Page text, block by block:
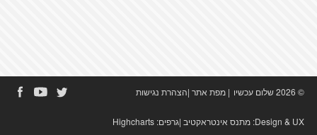
© 2026 שלום עכשיו | מפת אתר|הצהרת נגישות
Design & UX: מתנס אינטראקטיב|גרפים: Highcharts